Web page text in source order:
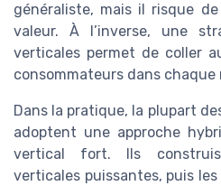
généraliste, mais il risque
valeur. À l’inverse, une
verticales permet de coller
consommateurs dans chaque
Dans la pratique, la plupart
adoptent une approche
vertical fort. Ils
verticales puissantes, puis